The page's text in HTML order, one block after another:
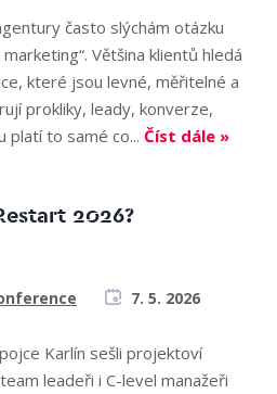
často slýchám otázku
Většina klientů hledá
které jsou levné, měřitelné a
prokliky, leady, konverze,
platí to samé co... Číst dále »
2026?
7. 5. 2026
Karlín sešli projektoví
leadeři i C-level manažeři